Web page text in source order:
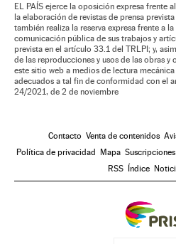
EL PAÍS ejerce la oposición expresa frente
la elaboración de revistas de prensa
también realiza la reserva expresa frente a
comunicación pública de sus trabajos y
prevista en el artículo 33.1 del TRLPI; y,
de las reproducciones y usos de las obras y
este sitio web a medios de lectura
adecuados a tal fin de conformidad con el
24/2021, de 2 de noviembre
Contacto Venta de contenidos
Política de privacidad Mapa
RSS Índice